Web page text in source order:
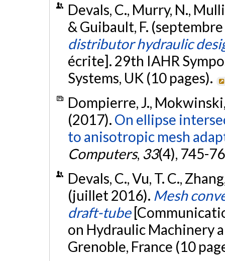
Devals, C., Murry, N.,
& Guibault, F.
distributor hydraulic
écrite]. 29th IAHR
Systems, UK (10 pages).
Dompierre, J.,
(2017). On ellipse
to anisotropic mesh
Computers, 33(4), 745-
Devals, C., Vu, T. C.,
(juillet 2016). Mesh
draft-tube
on Hydraulic Machinery
Grenoble, France (10